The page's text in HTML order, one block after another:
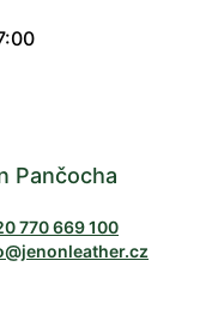
Pančocha
770 669 100